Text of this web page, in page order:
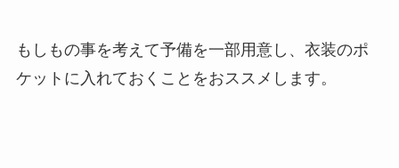
もしもの事を考えて予備を一部用意し、衣装のポ
ケットに入れておくことをおススメします。